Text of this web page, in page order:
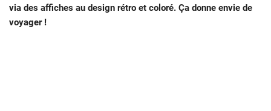
via des affiches au design rétro et coloré. Ça donne envie de
voyager !